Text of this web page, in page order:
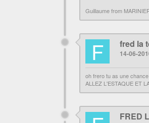
Guillaume from
F fred la
14-06-
oh frero tu as une
ALLEZ L'ESTAQUE ET
FRED